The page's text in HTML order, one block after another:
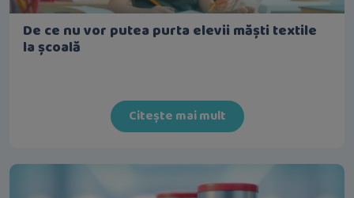
De ce nu vor putea purta elevii măști textile
la școală
Citește mai mult